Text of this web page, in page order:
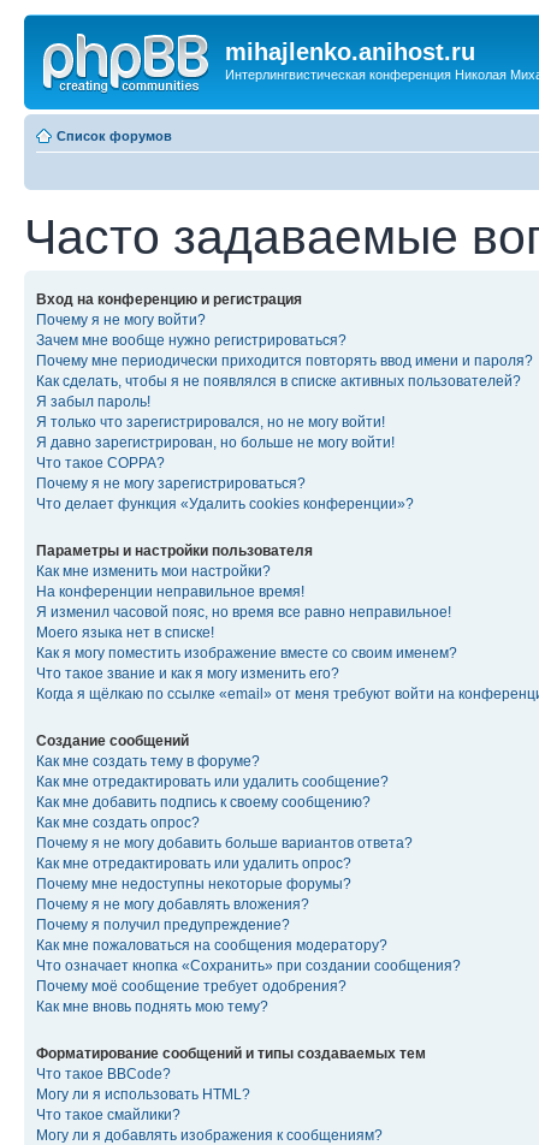
mihajlenko.anihost.ru
Интерлингвистическая конференция Николая
Список форумов
Часто задаваемые
Вход на конференцию и регистрация
Почему я не могу войти?
Зачем мне вообще нужно регистрироваться?
Почему мне периодически приходится повторять ввод имени и пароля?
Как сделать, чтобы я не появлялся в списке активных пользователей?
Я забыл пароль!
Я только что зарегистрировался, но не могу войти!
Я давно зарегистрирован, но больше не могу войти!
Что такое COPPA?
Почему я не могу зарегистрироваться?
Что делает функция «Удалить cookies конференции»?
Параметры и настройки пользователя
Как мне изменить мои настройки?
На конференции неправильное время!
Я изменил часовой пояс, но время все равно неправильное!
Моего языка нет в списке!
Как я могу поместить изображение вместе со своим именем?
Что такое звание и как я могу изменить его?
Когда я щёлкаю по ссылке «email» от меня требуют войти на
Создание сообщений
Как мне создать тему в форуме?
Как мне отредактировать или удалить сообщение?
Как мне добавить подпись к своему сообщению?
Как мне создать опрос?
Почему я не могу добавить больше вариантов ответа?
Как мне отредактировать или удалить опрос?
Почему мне недоступны некоторые форумы?
Почему я не могу добавлять вложения?
Почему я получил предупреждение?
Как мне пожаловаться на сообщения модератору?
Что означает кнопка «Сохранить» при создании сообщения?
Почему моё сообщение требует одобрения?
Как мне вновь поднять мою тему?
Форматирование сообщений и типы создаваемых тем
Что такое BBCode?
Могу ли я использовать HTML?
Что такое смайлики?
Могу ли я добавлять изображения к сообщениям?